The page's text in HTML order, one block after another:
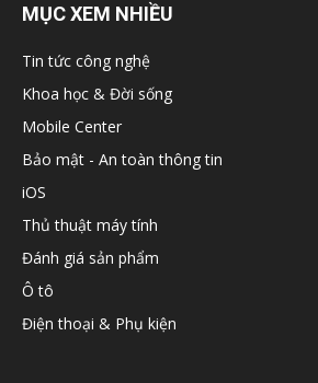
MỤC XEM NHIỀU
Tin tức công nghệ
Khoa học & Đời sống
Mobile Center
Bảo mật - An toàn thông tin
iOS
Thủ thuật máy tính
Đánh giá sản phẩm
Ô tô
Điện thoại & Phụ kiện